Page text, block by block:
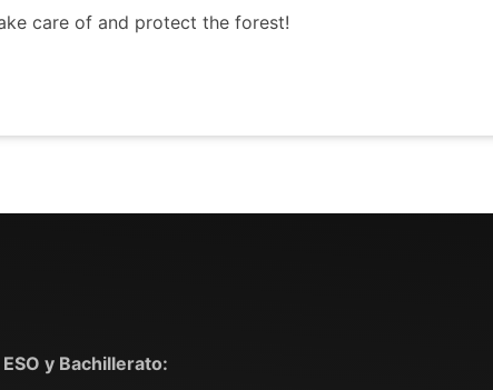
care of and protect the forest!
ESO y Bachillerato: